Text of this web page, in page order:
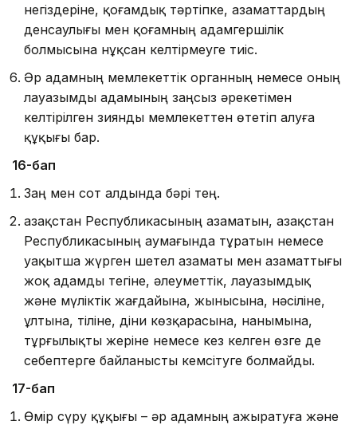
негіздеріне, қоғамдық тәртіпке, азаматтардың
денсаулығы мен қоғамның адамгершілік
болмысына нұқсан келтiрмеуге тиiс.
Әр адамның мемлекеттік органның немесе оның
лауазымды адамының заңсыз әрекетімен
келтірілген зиянды мемлекеттен өтетіп алуға
құқығы бар.
16-бап
Заң мен сот алдында бәрi тең.
Қазақстан Республикасының азаматын, Қазақстан
Респуб­ликасының аумағында тұратын немесе
уақытша жүр­ген шетел азаматы мен азаматтығы
жоқ адамды тегiне, әлеуметтiк, лауазымдық
және мүлiктiк жағдайына, жыны­сына, нәсiлiне,
ұлтына, тіліне, дiни көзқарасына, нанымына,
тұрғылықты жерiне немесе кез келген өзге де
себептерге байланысты кемсiтуге болмайды.
17-бап
Өмір сүру құқығы – әр адамның ажыратуға және